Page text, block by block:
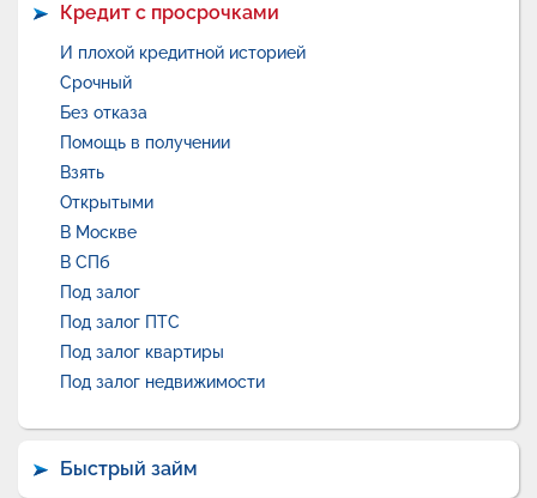
Кредит с просрочками
И плохой кредитной историей
Срочный
Без отказа
Помощь в получении
Взять
Открытыми
В Москве
В СПб
Под залог
Под залог ПТС
Под залог квартиры
Под залог недвижимости
Быстрый займ